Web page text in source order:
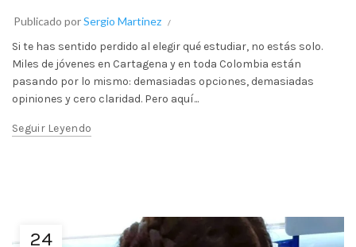
Publicado porSergio Martinez
Si te has sentido perdido al elegir qué estudiar, no estás solo.
Miles de jóvenes en Cartagena y en toda Colombia están
pasando por lo mismo: demasiadas opciones, demasiadas
opiniones y cero claridad. Pero aquí...
Seguir Leyendo
24